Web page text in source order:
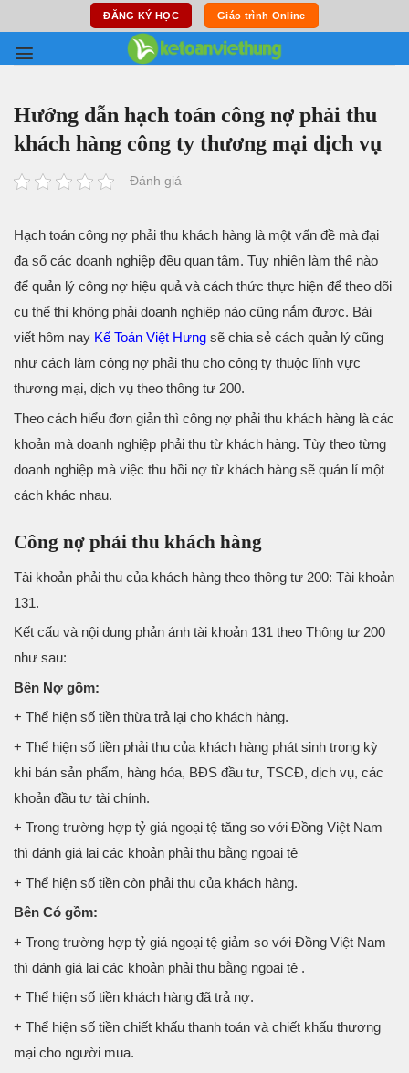
content
ĐĂNG KÝ HỌC Giáo trình Online
Hướng dẫn hạch toán công nợ phải thu
khách hàng công ty thương mại dịch vụ
Đánh giá
Hạch toán công nợ phải thu khách hàng là một vấn đề mà đại
đa số các doanh nghiệp đều quan tâm. Tuy nhiên làm thế nào
để quản lý công nợ hiệu quả và cách thức thực hiện để theo dõi
cụ thể thì không phải doanh nghiệp nào cũng nắm được. Bài
viết hôm nay Kế Toán Việt Hưng sẽ chia sẻ cách quản lý cũng
như cách làm công nợ phải thu cho công ty thuộc lĩnh vực
thương mại, dịch vụ theo thông tư 200.
Theo cách hiểu đơn giản thì công nợ phải thu khách hàng là các
khoản mà doanh nghiệp phải thu từ khách hàng. Tùy theo từng
doanh nghiệp mà việc thu hồi nợ từ khách hàng sẽ quản lí một
cách khác nhau.
Công nợ phải thu khách hàng
Tài khoản phải thu của khách hàng theo thông tư 200: Tài khoản
131.
Kết cấu và nội dung phản ánh tài khoản 131 theo Thông tư 200
như sau:
Bên Nợ gồm:
+ Thể hiện số tiền thừa trả lại cho khách hàng.
+ Thể hiện số tiền phải thu của khách hàng phát sinh trong kỳ
khi bán sản phẩm, hàng hóa, BĐS đầu tư, TSCĐ, dịch vụ, các
khoản đầu tư tài chính.
+ Trong trường hợp tỷ giá ngoại tệ tăng so với Đồng Việt Nam
thì đánh giá lại các khoản phải thu bằng ngoại tệ
+ Thể hiện số tiền còn phải thu của khách hàng.
Bên Có gồm:
+ Trong trường hợp tỷ giá ngoại tệ giảm so với Đồng Việt Nam
thì đánh giá lại các khoản phải thu bằng ngoại tệ .
+ Thể hiện số tiền khách hàng đã trả nợ.
+ Thể hiện số tiền chiết khấu thanh toán và chiết khấu thương
mại cho người mua.